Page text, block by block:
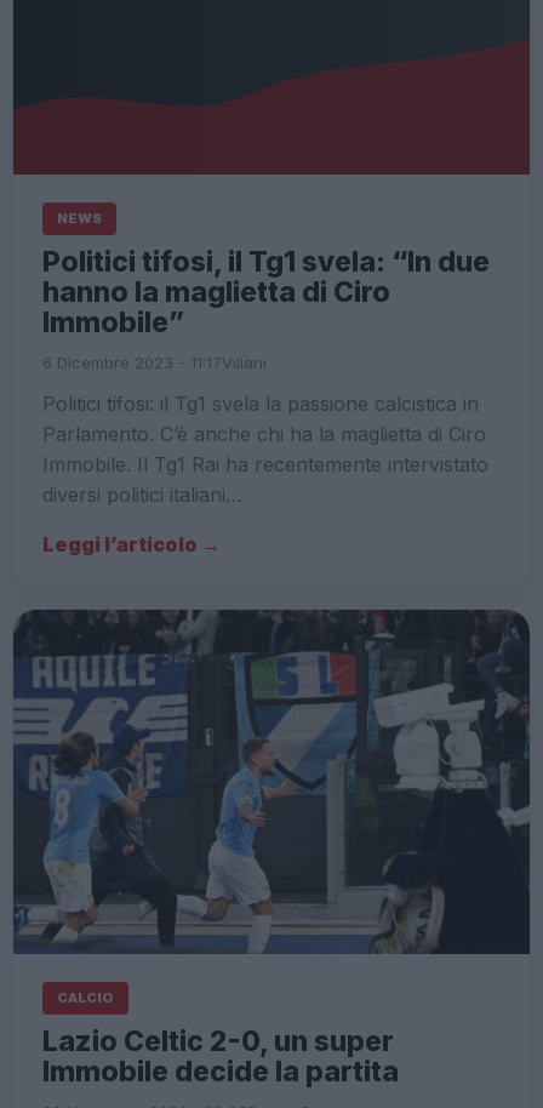
NEWS
Politici tifosi, il Tg1 svela: “In due
hanno la maglietta di Ciro
Immobile”
6 Dicembre 2023 - 11:17Villani
Politici tifosi: il Tg1 svela la passione calcistica in
Parlamento. C’è anche chi ha la maglietta di Ciro
Immobile. Il Tg1 Rai ha recentemente intervistato
diversi politici italiani…
Leggi l’articolo →
CALCIO
Lazio Celtic 2-0, un super
Immobile decide la partita